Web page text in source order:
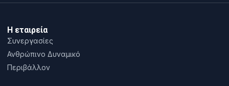
Η εταιρεία
Συνεργασίες
Ανθρώπινο Δυναμικό
Περιβάλλον